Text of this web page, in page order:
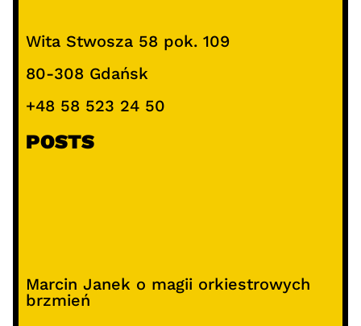
Wita Stwosza 58 pok. 109
80-308 Gdańsk
+48 58 523 24 50
POSTS
Marcin Janek o magii orkiestrowych
brzmień